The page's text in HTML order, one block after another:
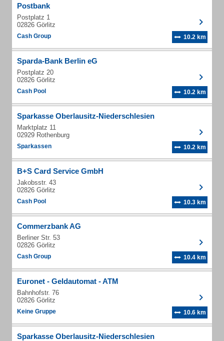
Postbank
Postplatz 1
02826 Görlitz
Cash Group 10.2 km
Sparda-Bank Berlin eG
Postplatz 20
02826 Görlitz
Cash Pool 10.2 km
Sparkasse Oberlausitz-Niederschlesien
Marktplatz 11
02929 Rothenburg
Sparkassen 10.2 km
B+S Card Service GmbH
Jakobsstr. 43
02826 Görlitz
Cash Pool 10.3 km
Commerzbank AG
Berliner Str. 53
02826 Görlitz
Cash Group 10.4 km
Euronet - Geldautomat - ATM
Bahnhofstr. 76
02826 Görlitz
Keine Gruppe 10.6 km
Sparkasse Oberlausitz-Niederschlesien